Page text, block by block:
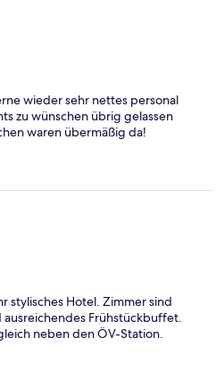
wieder sehr nettes personal
zu wünschen übrig gelassen
waren übermäßig da!
stylisches Hotel. Zimmer sind
Frühstückbuffet.
neben den ÖV-Station.